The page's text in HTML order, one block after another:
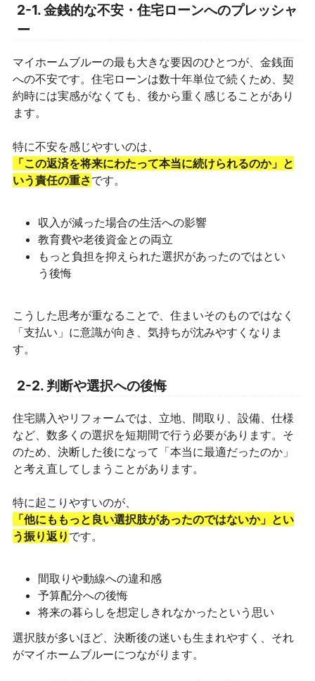
2-1. 金銭的な不安・住宅ローンへのプレッシャ
ー
マイホームブルーの最も大きな要因のひとつが、金銭面
への不安です。住宅ローンは数十年単位で続くため、契
約時には実感がなくても、後から重く感じることがあり
ます。
特に不安を感じやすいのは、
「この返済を将来にわたって本当に続けられるのか」と
いう責任の重さです。
収入が減った場合の生活への影響
教育費や老後資金との両立
もっと負担を抑えられた選択があったのではとい
う後悔
こうした思考が重なることで、住まいそのものではなく
「支払い」に意識が向き、気持ちが沈みやすくなりま
す。
2-2. 判断や選択への後悔
住宅購入やリフォームでは、立地、間取り、設備、仕様
など、数多くの選択を短期間で行う必要があります。そ
のため、決断した後になって「本当に最適だったのか」
と考え直してしまうことがあります。
特に起こりやすいのが、
「他にももっと良い選択肢があったのではないか」とい
う振り返り です。
間取りや動線への違和感
予算配分への後悔
将来の暮らしを想定しきれなかったという思い
選択肢が多いほど、決断後の迷いも生まれやすく、それ
がマイホームブルーにつながります。